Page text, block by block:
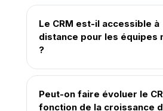
Le CRM est-il accessible à
distance pour les équipes
?
Peut-on faire évoluer le
fonction de la croissance